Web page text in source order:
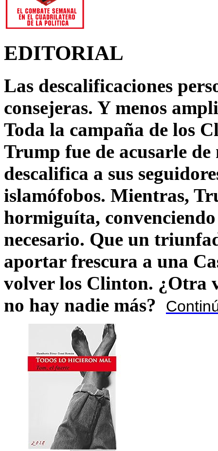
EDITORIAL
Las descalificaciones
consejeras. Y menos
Toda la campaña de los
Trump fue de acusarle
descalifica a sus
islamófobos. Mientras,
hormiguíta,
necesario. Que un
aportar frescura a una
volver los Clinton. ¿Otra
no hay nadie más?